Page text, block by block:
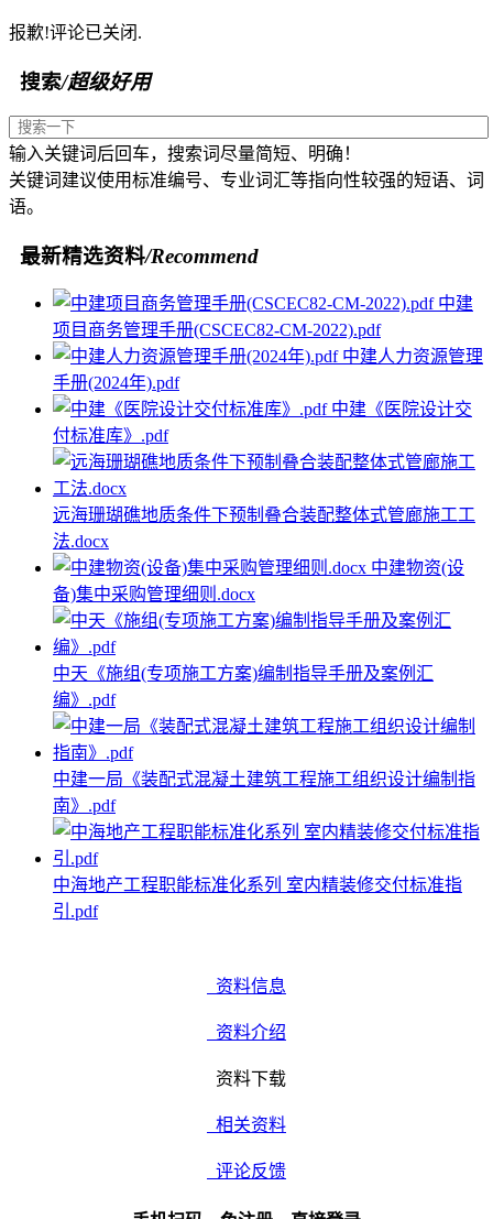
报歉!评论已关闭.
搜索/超级好用
输入关键词后回车，搜索词尽量简短、明确！
关键词建议使用标准编号、专业词汇等指向性较强的短语、词
语。
最新精选资料/Recommend
中建
项目商务管理手册(CSCEC82-CM-2022).pdf
中建人力资源管理
手册(2024年).pdf
中建《医院设计交
付标准库》.pdf
远海珊瑚礁地质条件下预制叠合装配整体式管廊施工工
法.docx
中建物资(设
备)集中采购管理细则.docx
中天《施组(专项施工方案)编制指导手册及案例汇
编》.pdf
中建一局《装配式混凝土建筑工程施工组织设计编制指
南》.pdf
中海地产工程职能标准化系列 室内精装修交付标准指
引.pdf
资料信息
资料介绍
资料下载
相关资料
评论反馈